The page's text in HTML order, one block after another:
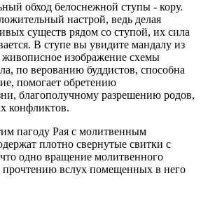
обход белоснежной ступы - кору.
настрой, ведь делая
существ рядом со ступой, их сила
В ступе вы увидите мандалу из
живописное изображение схемы
по верованию буддистов, способна
помогает обретению
благополучному разрешению родов,
конфликтов.
пагоду Рая с молитвенным
плотно свернутые свитки с
одно вращение молитвенного
прочтению вслух помещенных в него